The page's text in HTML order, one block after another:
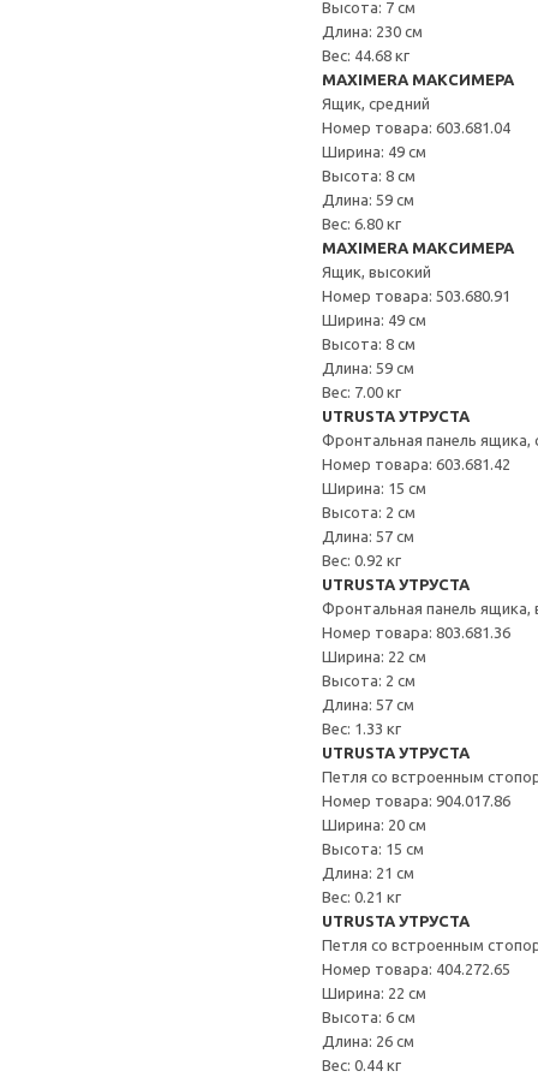
Высота: 7 см
Длина: 230 см
Вес: 44.68 кг
MAXIMERA МАКСИМЕРА
Ящик, средний
Номер товара: 603.681.04
Ширина: 49 см
Высота: 8 см
Длина: 59 см
Вес: 6.80 кг
MAXIMERA МАКСИМЕРА
Ящик, высокий
Номер товара: 503.680.91
Ширина: 49 см
Высота: 8 см
Длина: 59 см
Вес: 7.00 кг
UTRUSTA УТРУСТА
Фронтальная панель ящика,
Номер товара: 603.681.42
Ширина: 15 см
Высота: 2 см
Длина: 57 см
Вес: 0.92 кг
UTRUSTA УТРУСТА
Фронтальная панель ящика,
Номер товара: 803.681.36
Ширина: 22 см
Высота: 2 см
Длина: 57 см
Вес: 1.33 кг
UTRUSTA УТРУСТА
Петля со встроенным
Номер товара: 904.017.86
Ширина: 20 см
Высота: 15 см
Длина: 21 см
Вес: 0.21 кг
UTRUSTA УТРУСТА
Петля со встроенным
Номер товара: 404.272.65
Ширина: 22 см
Высота: 6 см
Длина: 26 см
Вес: 0.44 кг